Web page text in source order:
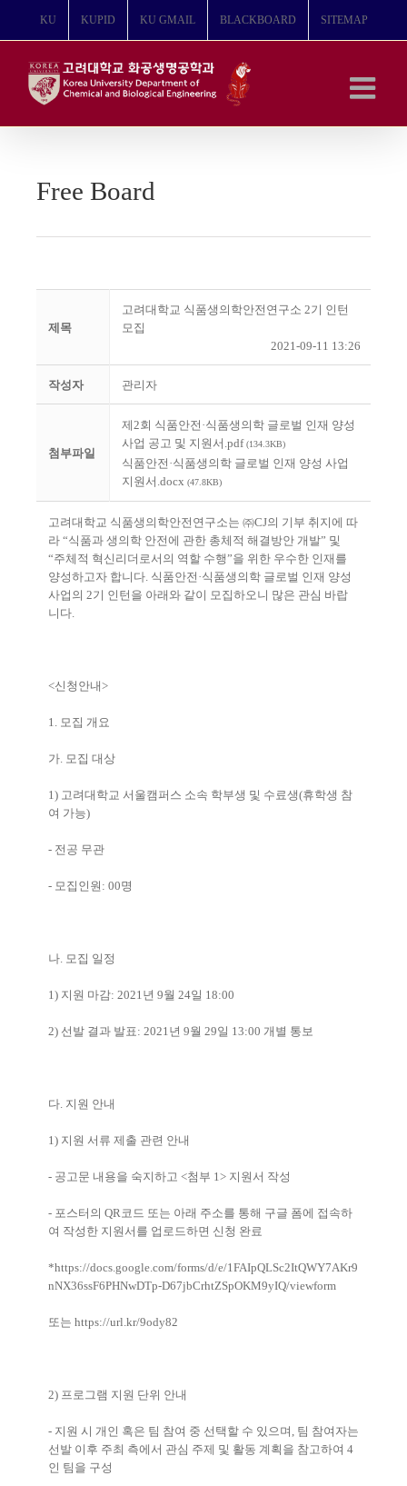
뛰
KU KUPID KU GMAIL BLACKBOARD SITEMAP
Free Board
제목
고려대학교 식품생의학안전연구소 2기 인턴
모집
2021-09-11 13:26
작성자 관리자
첨부파일
제2회 식품안전·식품생의학 글로벌 인재 양성
사업 공고 및 지원서.pdf(134.3KB)
식품안전·식품생의학 글로벌 인재 양성 사업
지원서.docx (47.8KB)
고려대학교 식품생의학안전연구소는 ㈜CJ의 기부 취지에 따
라 “식품과 생의학 안전에 관한 총체적 해결방안 개발” 및
“주체적 혁신리더로서의 역할 수행”을 위한 우수한 인재를
양성하고자 합니다. 식품안전 ·식품생의학 글로벌 인재 양성
사업의 2기 인턴을 아래와 같이 모집하오니 많은 관심 바랍
니다.
<신청안내>
1. 모집 개요
가. 모집 대상
1) 고려대학교 서울캠퍼스 소속 학부생 및 수료생(휴학생 참
여 가능)
- 전공 무관
- 모집인원 : 00명
나. 모집 일정
1) 지원 마감: 2021년 9월 24일 18:00
2) 선발 결과 발표: 2021년 9월 29일 13:00 개별 통보
다. 지원 안내
1) 지원 서류 제출 관련 안내
- 공고문 내용을 숙지하고 <첨부 1> 지원서 작성
- 포스터의 QR코드 또는 아래 주소를 통해 구글 폼에 접속하
여 작성한 지원서를 업로드하면 신청 완료
*https://docs.google.com/forms/d/e/1FAIpQLSc2ItQWY7AKr9
nNX36ssF6PHNwDTp-D67jbCrhtZSpOKM9yIQ/viewform
또는 https://url.kr/9ody82
2) 프로그램 지원 단위 안내
- 지원 시 개인 혹은 팀 참여 중 선택할 수 있으며 , 팀 참여자는
선발 이후 주최 측에서 관심 주제 및 활동 계획을 참고하여 4
인 팀을 구성